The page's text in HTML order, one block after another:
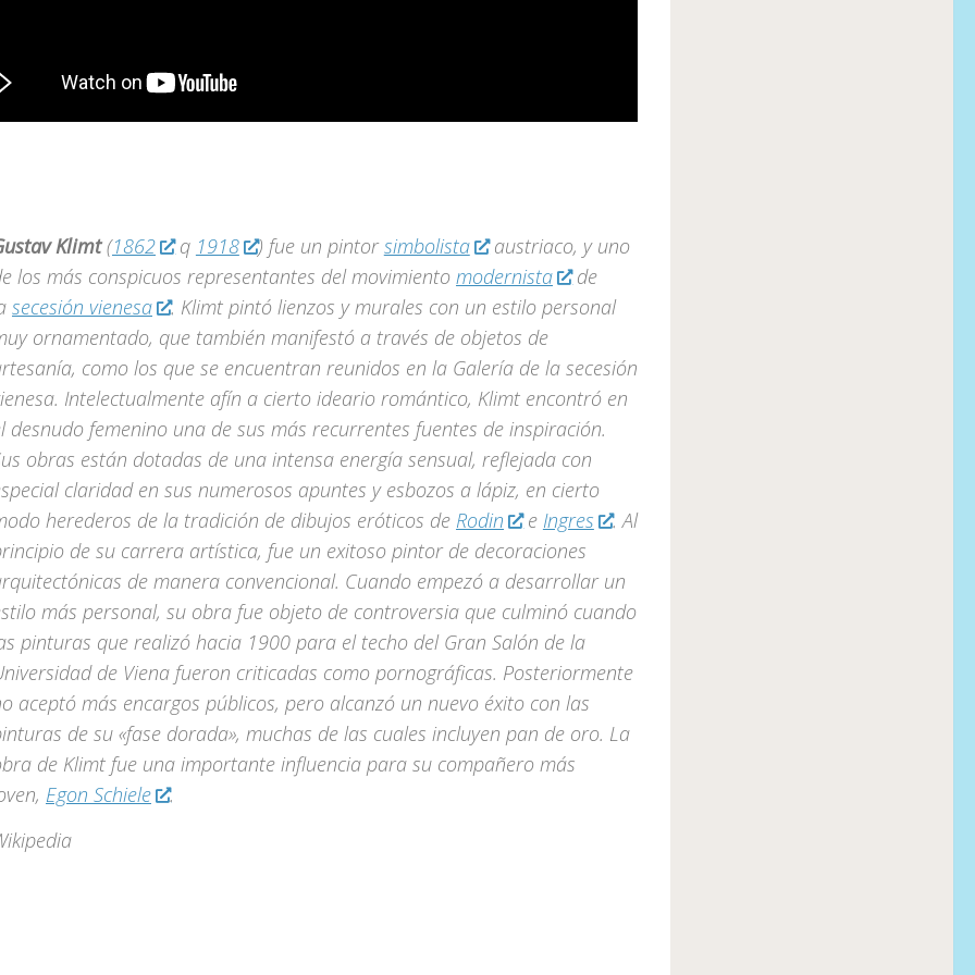
Klimt(1862 q 1918 ) fue un pintorsimbolista
austriaco, y uno
los más conspicuos representantes del movimiento modernista
de
secesión vienesa
. Klimt pintó lienzos y murales con un estilo personal
ornamentado, que también manifestó a través de objetos de
como los que se encuentran reunidos en la Galería de la secesión
Intelectualmente afín a cierto ideario romántico, Klimt encontró en
desnudo femenino una de sus más recurrentes fuentes de inspiración.
obras están dotadas de una intensa energía sensual, reflejada con
claridad en sus numerosos apuntes y esbozos a lápiz, en cierto
herederos de la tradición de dibujos eróticos de Rodin e Ingres
. Al
de su carrera artística, fue un exitoso pintor de decoraciones
de manera convencional. Cuando empezó a desarrollar un
más personal, su obra fue objeto de controversia que culminó cuando
pinturas que realizó hacia 1900 para el techo del Gran Salón de la
de Viena fueron criticadas como pornográficas. Posteriormente
aceptó más encargos públicos, pero alcanzó un nuevo éxito con las
de su «fase dorada», muchas de las cuales incluyen pan de oro. La
de Klimt fue una importante influencia para su compañero más
Egon Schiele
.